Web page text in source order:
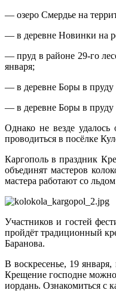
— озеро Смердье на
— в деревне Новинки на
— пруд в районе 29-го
января;
— в деревне Боры в пруду
— в деревне Боры в пруду
Однако не везде
проводиться в посёлке
Каргополь в праздник
объединят мастеров
мастера работают со
Участников и гостей
пройдёт традиционный
Баранова.
В воскресенье, 19
Крещение господне
иордань. Ознакомиться с